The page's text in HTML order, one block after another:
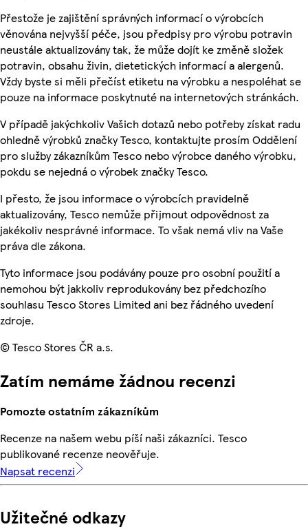
Přestože je zajištění správných informací o výrobcích
věnována nejvyšší péče, jsou předpisy pro výrobu potravin
neustále aktualizovány tak, že může dojít ke změně složek
potravin, obsahu živin, dietetických informací a alergenů.
Vždy byste si měli přečíst etiketu na výrobku a nespoléhat se
pouze na informace poskytnuté na internetových stránkách.
V případě jakýchkoliv Vašich dotazů nebo potřeby získat radu
ohledně výrobků značky Tesco, kontaktujte prosím Oddělení
pro služby zákazníkům Tesco nebo výrobce daného výrobku,
pokdu se nejedná o výrobek značky Tesco.
I přesto, že jsou informace o výrobcích pravidelně
aktualizovány, Tesco nemůže přijmout odpovědnost za
jakékoliv nesprávné informace. To však nemá vliv na Vaše
práva dle zákona.
Tyto informace jsou podávány pouze pro osobní použití a
nemohou být jakkoliv reprodukovány bez předchozího
souhlasu Tesco Stores Limited ani bez řádného uvedení
zdroje.
© Tesco Stores ČR a.s.
Zatím nemáme žádnou recenzi
Pomozte ostatním zákazníkům
Recenze na našem webu píší naši zákazníci. Tesco
publikované recenze neověřuje.
Napsat recenzi
Užitečné odkazy